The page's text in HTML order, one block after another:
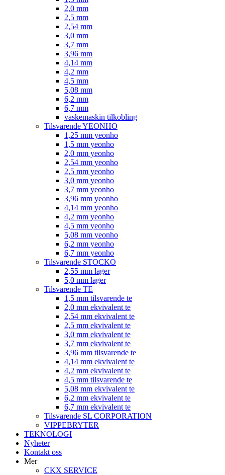
2,0 mm
2,5 mm
2,54 mm
3,0 mm
3,7 mm
3,96 mm
4,14 mm
4,2 mm
4,5 mm
5,08 mm
6,2 mm
6,7 mm
vaskemaskin tilkobling
Tilsvarende YEONHO
1,25 mm yeonho
1,5 mm yeonho
2,0 mm yeonho
2,54 mm yeonho
2,5 mm yeonho
3,0 mm yeonho
3,7 mm yeonho
3,96 mm yeonho
4,14 mm yeonho
4,2 mm yeonho
4,5 mm yeonho
5,08 mm yeonho
6,2 mm yeonho
6,7 mm yeonho
Tilsvarende STOCKO
2,55 mm lager
5,0 mm lager
Tilsvarende TE
1,5 mm tilsvarende te
2,0 mm ekvivalent te
2,54 mm ekvivalent te
2,5 mm ekvivalent te
3,0 mm ekvivalent te
3,7 mm ekvivalent te
3,96 mm tilsvarende te
4,14 mm ekvivalent te
4,2 mm ekvivalent te
4,5 mm tilsvarende te
5,08 mm ekvivalent te
6,2 mm ekvivalent te
6,7 mm ekvivalent te
Tilsvarende SL CORPORATION
VIPPEBRYTER
TEKNOLOGI
Nyheter
Kontakt oss
Mer
CKX SERVICE